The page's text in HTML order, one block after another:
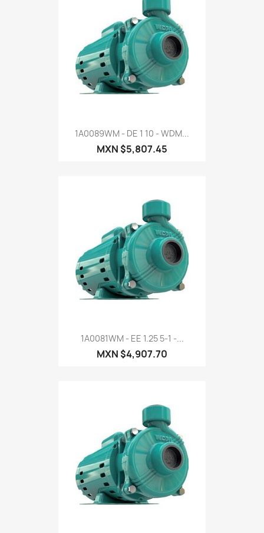
1A0089WM - DE 1 10 - WDM...
MXN $5,807.45
1A0081WM - EE 1.25 5-1 -...
MXN $4,907.70